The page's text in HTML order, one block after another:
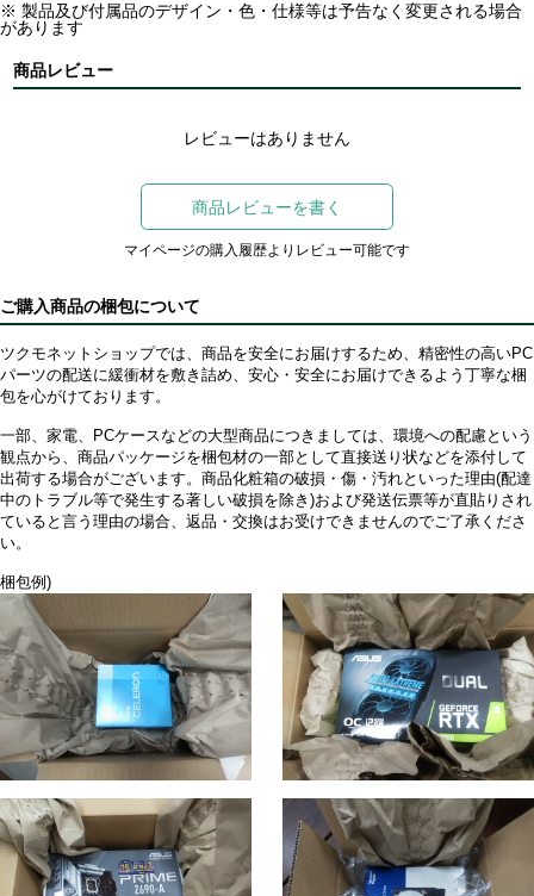
※ 製品及び付属品のデザイン・色・仕様等は予告なく変更される場合
があります
商品レビュー
レビューはありません
商品レビューを書く
マイページの購入履歴よりレビュー可能です
ご購入商品の梱包について
ツクモネットショップでは、商品を安全にお届けするため、精密性の高いPC
パーツの配送に緩衝材を敷き詰め、安心・安全にお届けできるよう丁寧な梱
包を心がけております。
一部、家電、PCケースなどの大型商品につきましては、環境への配慮という
観点から、商品パッケージを梱包材の一部として直接送り状などを添付して
出荷する場合がございます。商品化粧箱の破損・傷・汚れといった理由(配達
中のトラブル等で発生する著しい破損を除き)および発送伝票等が直貼りされ
ていると言う理由の場合、返品・交換はお受けできませんのでご了承くださ
い。
梱包例)